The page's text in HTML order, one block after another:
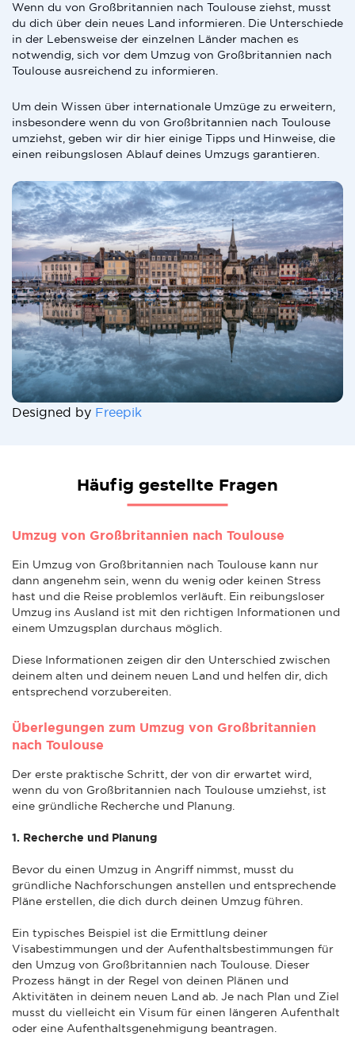
Wenn du von Großbritannien nach Toulouse ziehst, musst
du dich über dein neues Land informieren. Die Unterschiede
in der Lebensweise der einzelnen Länder machen es
notwendig, sich vor dem Umzug von Großbritannien nach
Toulouse ausreichend zu informieren.
Um dein Wissen über internationale Umzüge zu erweitern,
insbesondere wenn du von Großbritannien nach Toulouse
umziehst, geben wir dir hier einige Tipps und Hinweise, die
einen reibungslosen Ablauf deines Umzugs garantieren.
Designed by Freepik
Häufig gestellte Fragen
Umzug von Großbritannien nach Toulouse
Ein Umzug von Großbritannien nach Toulouse kann nur
dann angenehm sein, wenn du wenig oder keinen Stress
hast und die Reise problemlos verläuft. Ein reibungsloser
Umzug ins Ausland ist mit den richtigen Informationen und
einem Umzugsplan durchaus möglich.
Diese Informationen zeigen dir den Unterschied zwischen
deinem alten und deinem neuen Land und helfen dir, dich
entsprechend vorzubereiten.
Überlegungen zum Umzug von Großbritannien
nach Toulouse
Der erste praktische Schritt, der von dir erwartet wird,
wenn du von Großbritannien nach Toulouse umziehst, ist
eine gründliche Recherche und Planung.
1. Recherche und Planung
Bevor du einen Umzug in Angriff nimmst, musst du
gründliche Nachforschungen anstellen und entsprechende
Pläne erstellen, die dich durch deinen Umzug führen.
Ein typisches Beispiel ist die Ermittlung deiner
Visabestimmungen und der Aufenthaltsbestimmungen für
den Umzug von Großbritannien nach Toulouse. Dieser
Prozess hängt in der Regel von deinen Plänen und
Aktivitäten in deinem neuen Land ab. Je nach Plan und Ziel
musst du vielleicht ein Visum für einen längeren Aufenthalt
oder eine Aufenthaltsgenehmigung beantragen.